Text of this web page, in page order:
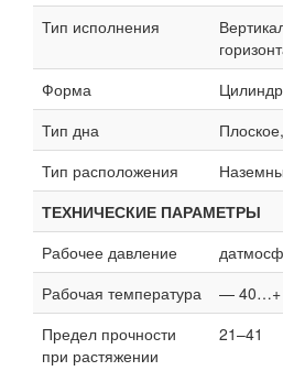
Тип исполнения
Форма
Тип дна
Тип расположения
ТЕХНИЧЕСКИЕ ПАРАМЕТРЫ
Рабочее давление
Рабочая температура
— 40…+
Предел прочности
при растяжении
21–41